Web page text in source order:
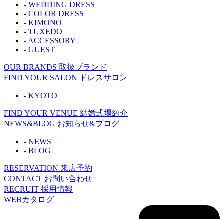
- WEDDING DRESS
- COLOR DRESS
- KIMONO
- TUXEDO
- ACCESSORY
- GUEST
OUR BRANDS 取扱ブランド
FIND YOUR SALON ドレスサロン
- KYOTO
FIND YOUR VENUE 結婚式場紹介
NEWS&BLOG お知らせ&ブログ
- NEWS
- BLOG
RESERVATION 来店予約
CONTACT お問い合わせ
RECRUIT 採用情報
WEBカタログ